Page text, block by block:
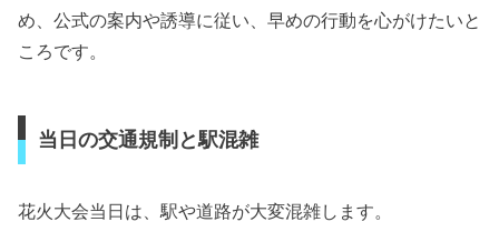
め、公式の案内や誘導に従い、早めの行動を心がけたいと
ころです。
当日の交通規制と駅混雑
花火大会当日は、駅や道路が大変混雑します。